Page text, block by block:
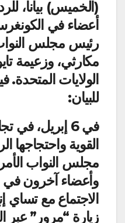
(الخميس) بيانا،
أعضاء في
رئيس مجلس
مكارثي، وزعيمة
الولايات المتحدة.
للبيان:
في 6 إبريل،
القوية
مجلس النواب
وأعضاء آخرون
الاجتماع مع تساي
زيارة “مرور” عبر